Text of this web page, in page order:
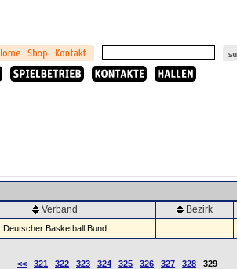
Verband Bezirk
Deutscher Basketball Bund
<< 321 322 323 324 325 326 327 328 329